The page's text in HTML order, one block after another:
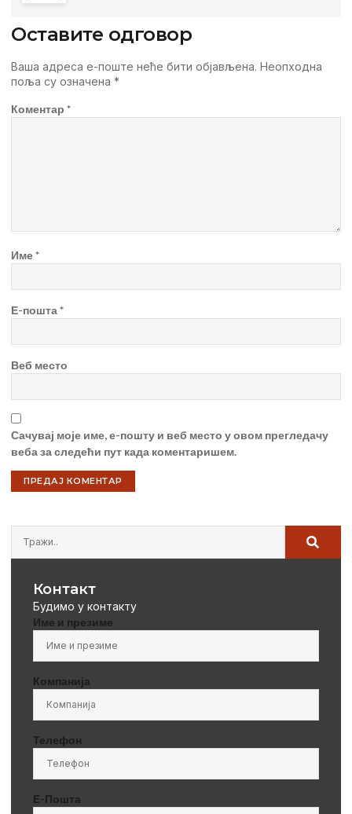
Оставите одговор
Ваша адреса е-поште неће бити објављена. Неопходна
поља су означена *
Коментар *
Име*
Е-пошта*
Веб место
Сачувај моје име, е-пошту и веб место у овом прегледачу
веба за следећи пут када коментаришем.
Контакт
Будимо у контакту
Име и презиме
Компанија
Телефон
Е-Пошта